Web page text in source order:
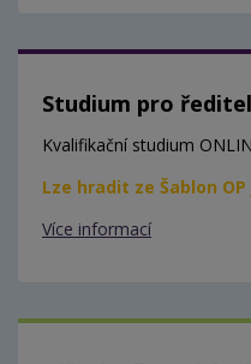
Studium pro
Kvalifikační studium
Lze hradit ze Šablon OP
Více informací